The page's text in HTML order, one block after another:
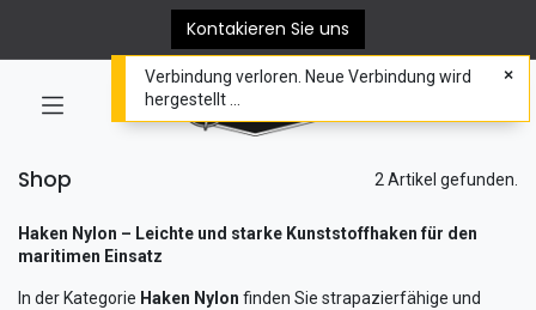
Kontakieren Sie uns
Shop 2 Artikel gefunden.
Haken Nylon – Leichte und starke Kunststoffhaken für den
maritimen Einsatz
In der Kategorie Haken Nylon finden Sie strapazierfähige und
Verbindung verloren. Neue Verbindung wird
hergestellt ...